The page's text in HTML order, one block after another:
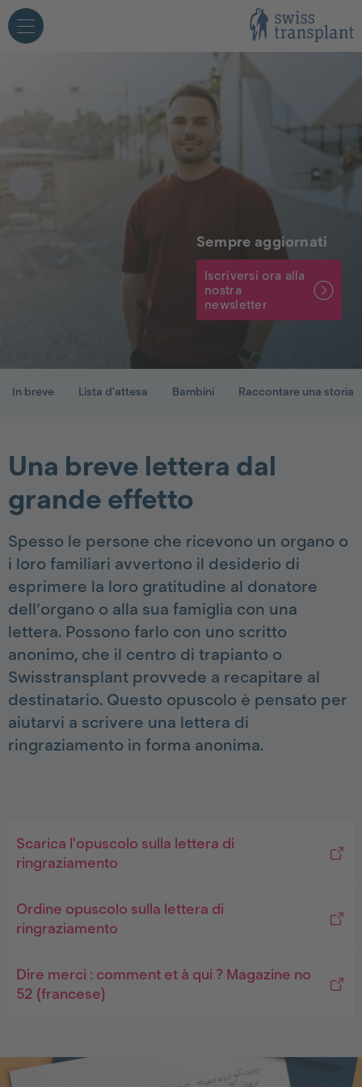
Professionisti della salute Media
Sempre aggiornati
Iscriversi ora alla
nostra
newsletter
In breve Lista d'attesa Bambini Raccontare una storia
Una breve lettera dal
grande effetto
Spesso le persone che ricevono un organo o
i loro familiari avvertono il desiderio di
esprimere la loro gratitudine al donatore
dell’organo o alla sua famiglia con una
lettera. Possono farlo con uno scritto
anonimo, che il centro di trapianto o
Swisstransplant provvede a recapitare al
destinatario. Questo opuscolo è pensato per
aiutarvi a scrivere una lettera di
ringraziamento in forma anonima.
Scarica l'opuscolo sulla lettera di
ringraziamento
Ordine opuscolo sulla lettera di
ringraziamento
Dire merci : comment et à qui ? Magazine no
52 (francese)